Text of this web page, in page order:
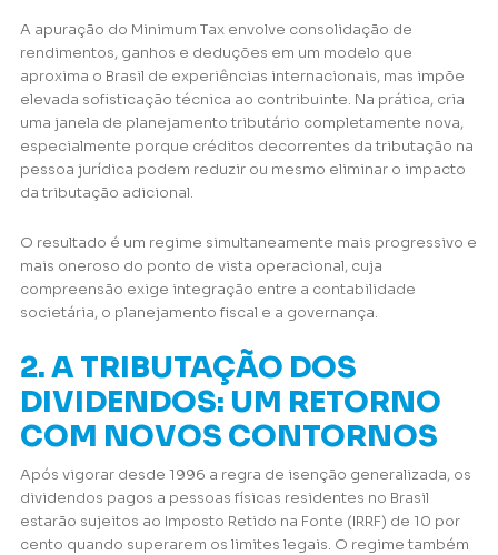
A apuração do Minimum Tax envolve consolidação de
rendimentos, ganhos e deduções em um modelo que
aproxima o Brasil de experiências internacionais, mas impõe
elevada sofisticação técnica ao contribuinte. Na prática, cria
uma janela de planejamento tributário completamente nova,
especialmente porque créditos decorrentes da tributação na
pessoa jurídica podem reduzir ou mesmo eliminar o impacto
da tributação adicional.
O resultado é um regime simultaneamente mais progressivo e
mais oneroso do ponto de vista operacional, cuja
compreensão exige integração entre a contabilidade
societária, o planejamento fiscal e a governança.
2. A TRIBUTAÇÃO DOS
DIVIDENDOS: UM RETORNO
COM NOVOS CONTORNOS
Após vigorar desde 1996 a regra de isenção generalizada, os
dividendos pagos a pessoas físicas residentes no Brasil
estarão sujeitos ao Imposto Retido na Fonte (IRRF) de 10 por
cento quando superarem os limites legais. O regime também